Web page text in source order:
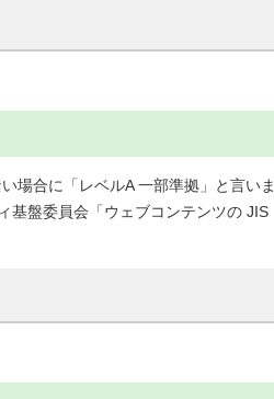
場合に「レベルA 一部準拠」と言いま
基盤委員会「ウェブコンテンツの JIS